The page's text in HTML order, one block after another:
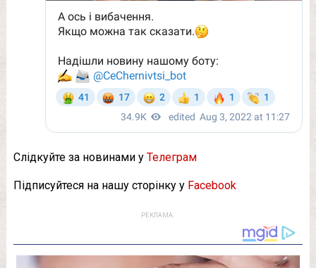
Слідкуйте за новинами у Телеграм
Підписуйтеся на нашу сторінку у Facebook
РЕКЛАМА: